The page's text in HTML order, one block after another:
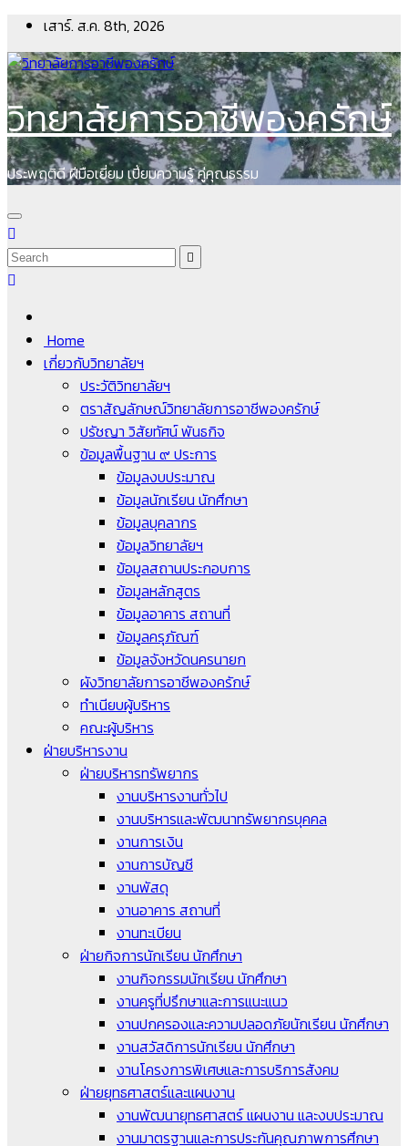
Skip
to
content
เสาร์. ส.ค. 8th, 2026
วิทยาลัยการอาชีพองครักษ์
ประพฤติดี ฝีมือเยี่ยม เปี่ยมความรู้ คู่คุณธรรม
Home
เกี่ยวกับวิทยาลัยฯ
ประวัติวิทยาลัยฯ
ตราสัญลักษณ์วิทยาลัยการอาชีพองครักษ์
ปรัชญา วิสัยทัศน์ พันธกิจ
ข้อมูลพื้นฐาน ๙ ประการ
ข้อมูลงบประมาณ
ข้อมูลนักเรียน นักศึกษา
ข้อมูลบุคลากร
ข้อมูลวิทยาลัยฯ
ข้อมูลสถานประกอบการ
ข้อมูลหลักสูตร
ข้อมูลอาคาร สถานที่
ข้อมูลครุภัณฑ์
ข้อมูลจังหวัดนครนายก
ผังวิทยาลัยการอาชีพองครักษ์
ทำเนียบผู้บริหาร
คณะผู้บริหาร
ฝ่ายบริหารงาน
ฝ่ายบริหารทรัพยากร
งานบริหารงานทั่วไป
งานบริหารและพัฒนาทรัพยากรบุคคล
งานการเงิน
งานการบัญชี
งานพัสดุ
งานอาคาร สถานที่
งานทะเบียน
ฝ่ายกิจการนักเรียน นักศึกษา
งานกิจกรรมนักเรียน นักศึกษา
งานครูที่ปรึกษาและการแนะแนว
งานปกครองและความปลอดภัยนักเรียน นักศึกษา
งานสวัสดิการนักเรียน นักศึกษา
งานโครงการพิเศษและการบริการสังคม
ฝ่ายยุทธศาสตร์และแผนงาน
งานพัฒนายุทธศาสตร์ แผนงาน และงบประมาณ
งานมาตรฐานและการประกันคุณภาพการศึกษา